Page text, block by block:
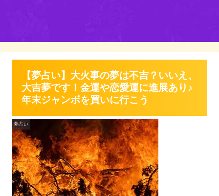
【夢占い】大火事の夢は不吉？いいえ、
大吉夢です！金運や恋愛運に進展あり♪
年末ジャンボを買いに行こう
夢占い